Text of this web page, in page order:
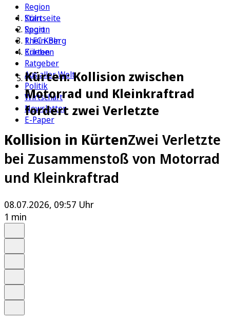
Region
Köln
Sport
1. FC Köln
Erleben
Ratgeber
Aus aller Welt
Politik
Wirtschaft
Newsletter
E-Paper
Startseite
Region
Rhein-Berg
Kürten
Kürten: Kollision zwischen
Motorrad und Kleinkraftrad
fordert zwei Verletzte
Kollision in KürtenZwei Verletzte
bei Zusammenstoß von Motorrad
und Kleinkraftrad
08.07.2026, 09:57 Uhr
1 min